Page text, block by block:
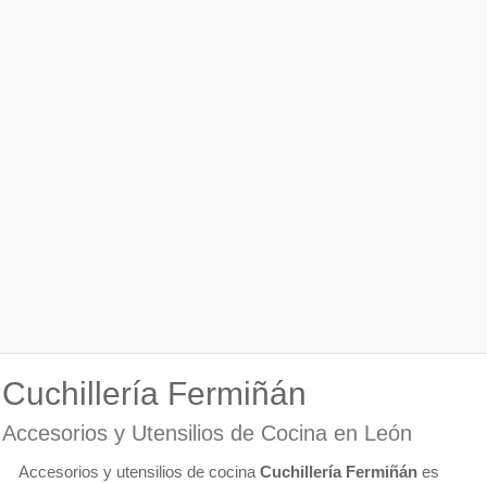
Cuchillería Fermiñán
Accesorios y Utensilios de Cocina en León
Accesorios y utensilios de cocina Cuchillería Fermiñán es